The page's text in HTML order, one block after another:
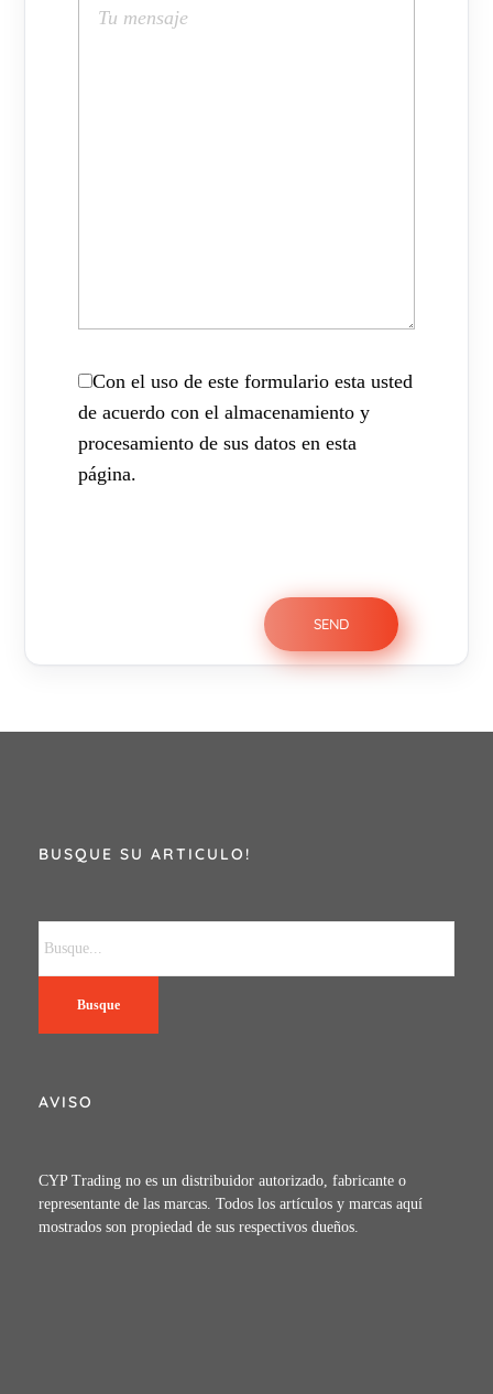
Con el uso de este formulario esta usted
de acuerdo con el almacenamiento y
procesamiento de sus datos en esta
página.
BUSQUE SU ARTICULO!
Busque
AVISO
CYP Trading no es un distribuidor autorizado, fabricante o
representante de las marcas. Todos los artículos y marcas aquí
mostrados son propiedad de sus respectivos dueños.